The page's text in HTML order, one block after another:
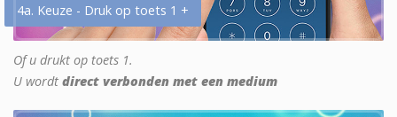
4a. Keuze - Druk op toets 1 +
Of u drukt op toets 1.
U wordt direct verbonden met een medium